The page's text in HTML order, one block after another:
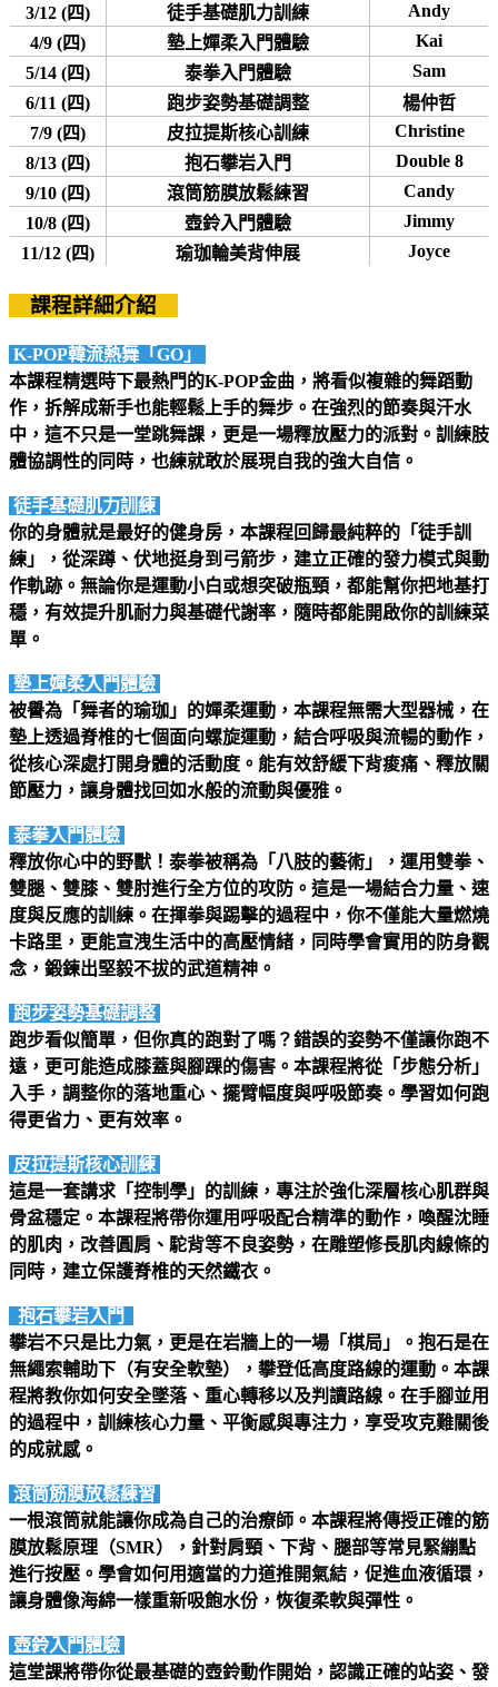
3/12 (四) 徒手基礎肌力訓練
Andy
4/9 (四)
墊上嬋柔入門體驗
Kai
5/14 (四)
泰拳入門體驗
Sam
6/11 (四)
跑步姿勢基礎調整
楊仲哲
7/9 (四)
皮拉提斯核心訓練
Christine
8/13 (四)
抱石攀岩入門
Double 8
9/10 (四)
滾筒筋膜放鬆練習
Candy
10/8 (四)
壺鈴入門體驗
Jimmy
11/12 (四)
瑜珈輪美背伸展 Joyce
課程詳細介紹
K-POP韓流熱舞「GO」
本課程精選時下最熱門的K-POP金曲，將看似複雜的舞蹈動
作，拆解成新手也能輕鬆上手的舞步。在強烈的節奏與汗水
中，這不只是一堂跳舞課，更是一場釋放壓力的派對。訓練肢
體協調性的同時，也練就敢於展現自我的強大自信。
徒手基礎肌力訓練
你的身體就是最好的健身房，本課程回歸最純粹的「徒手訓
練」，從深蹲、伏地挺身到弓箭步，建立正確的發力模式與動
作軌跡。無論你是運動小白或想突破瓶頸，都能幫你把地基打
穩，有效提升肌耐力與基礎代謝率，隨時都能開啟你的訓練菜
單。
墊上嬋柔入門體驗
被譽為「舞者的瑜珈」的嬋柔運動，本課程無需大型器械，在
墊上透過脊椎的七個面向螺旋運動，結合呼吸與流暢的動作，
從核心深處打開身體的活動度。能有效舒緩下背痠痛、釋放關
節壓力，讓身體找回如水般的流動與優雅。
泰拳入門體驗
釋放你心中的野獸！泰拳被稱為「八肢的藝術」，運用雙拳、
雙腿、雙膝、雙肘進行全方位的攻防。這是一場結合力量、速
度與反應的訓練。在揮拳與踢擊的過程中，你不僅能大量燃燒
卡路里，更能宣洩生活中的高壓情緒，同時學會實用的防身觀
念，鍛鍊出堅毅不拔的武道精神。
跑步姿勢基礎調整
跑步看似簡單，但你真的跑對了嗎？錯誤的姿勢不僅讓你跑不
遠，更可能造成膝蓋與腳踝的傷害。本課程將從「步態分析」
入手，調整你的落地重心、擺臂幅度與呼吸節奏。學習如何跑
得更省力、更有效率。
皮拉提斯核心訓練
這是一套講求「控制學」的訓練，專注於強化深層核心肌群與
骨盆穩定。本課程將帶你運用呼吸配合精準的動作，喚醒沈睡
的肌肉，改善圓肩、駝背等不良姿勢，在雕塑修長肌肉線條的
同時，建立保護脊椎的天然鐵衣。
抱石攀岩入門
攀岩不只是比力氣，更是在岩牆上的一場「棋局」。抱石是在
無繩索輔助下（有安全軟墊），攀登低高度路線的運動。本課
程將教你如何安全墜落、重心轉移以及判讀路線。在手腳並用
的過程中，訓練核心力量、平衡感與專注力，享受攻克難關後
的成就感。
滾筒筋膜放鬆練習
一根滾筒就能讓你成為自己的治療師。本課程將傳授正確的筋
膜放鬆原理（SMR），針對肩頸、下背、腿部等常見緊繃點
進行按壓。學會如何用適當的力道推開氣結，促進血液循環，
讓身體像海綿一樣重新吸飽水份，恢復柔軟與彈性。
壺鈴入門體驗
這堂課將帶你從最基礎的壺鈴動作開始，認識正確的站姿、發